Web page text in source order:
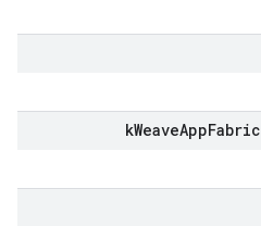
kWeaveAppFabric